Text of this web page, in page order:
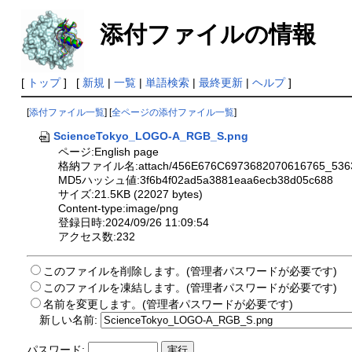
添付ファイルの情報
[ トップ] [ 新規 | 一覧| 単語検索| 最終更新| ヘルプ]
[添付ファイル一覧] [全ページの添付ファイル一覧]
ScienceTokyo_LOGO-A_RGB_S.png
ページ:English page
格納ファイル名:attach/
MD5ハッシュ値:3f6b4f02ad5a3881eaa6ecb38d05c688
サイズ:21.5KB (22027 bytes)
Content-type:image/png
登録日時:2024/09/26 11:09:54
アクセス数:232
このファイルを削除します。(管理者パスワードが必要です)
このファイルを凍結します。(管理者パスワードが必要です)
名前を変更します。(管理者パスワードが必要です)
新しい名前: